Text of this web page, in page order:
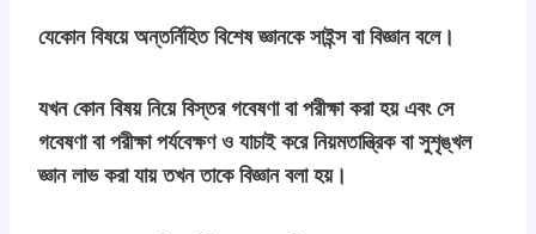
যেকোন বিষয়ে অন্তর্নিহিত বিশেষ জ্ঞানকে সাইন্স বা বিজ্ঞান বলে।
যখন কোন বিষয় নিয়ে বিস্তর গবেষণা বা পরীক্ষা করা হয় এবং সে
গবেষণা বা পরীক্ষা পর্যবেক্ষণ ও যাচাই করে নিয়মতান্ত্রিক বা সুশৃঙ্খল
জ্ঞান লাভ করা যায় তখন তাকে বিজ্ঞান বলা হয়।